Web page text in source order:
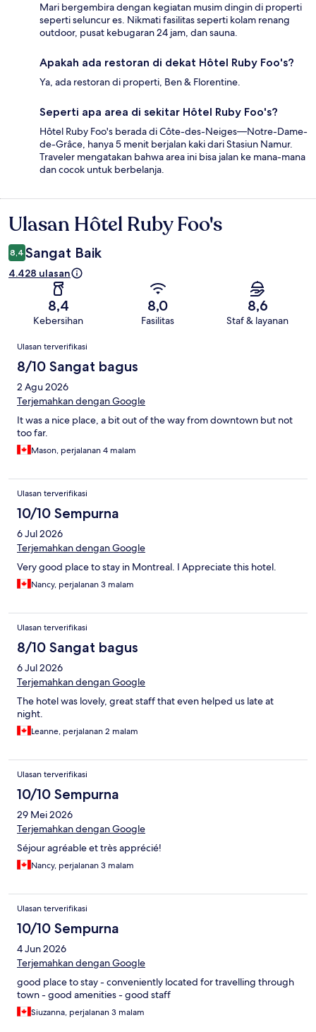
Mari bergembira dengan kegiatan musim dingin di properti
seperti seluncur es. Nikmati fasilitas seperti kolam renang
outdoor, pusat kebugaran 24 jam, dan sauna.
Apakah ada restoran di dekat Hôtel Ruby Foo's?
Ya, ada restoran di properti, Ben & Florentine.
Seperti apa area di sekitar Hôtel Ruby Foo's?
Hôtel Ruby Foo's berada di Côte-des-Neiges—Notre-Dame-
de-Grâce, hanya 5 menit berjalan kaki dari Stasiun Namur.
Traveler mengatakan bahwa area ini bisa jalan ke mana-mana
dan cocok untuk berbelanja.
Ulasan
Ulasan Hôtel Ruby Foo's
8,4 Sangat Baik
4.428 ulasan
8,4
Kebersihan
8,0
Fasilitas
8,6
Staf & layanan
Ulasan
Ulasan terverifikasi
8/10 Sangat bagus
2 Agu 2026
Terjemahkan dengan Google
It was a nice place, a bit out of the way from downtown but not
too far.
Mason, perjalanan 4 malam
Ulasan terverifikasi
10/10 Sempurna
6 Jul 2026
Terjemahkan dengan Google
Very good place to stay in Montreal. I Appreciate this hotel.
Nancy, perjalanan 3 malam
Ulasan terverifikasi
8/10 Sangat bagus
6 Jul 2026
Terjemahkan dengan Google
The hotel was lovely, great staff that even helped us late at
night.
Leanne, perjalanan 2 malam
Ulasan terverifikasi
10/10 Sempurna
29 Mei 2026
Terjemahkan dengan Google
Séjour agréable et très apprécié!
Nancy, perjalanan 3 malam
Ulasan terverifikasi
10/10 Sempurna
4 Jun 2026
Terjemahkan dengan Google
good place to stay - conveniently located for travelling through
town - good amenities - good staff
Siuzanna, perjalanan 3 malam